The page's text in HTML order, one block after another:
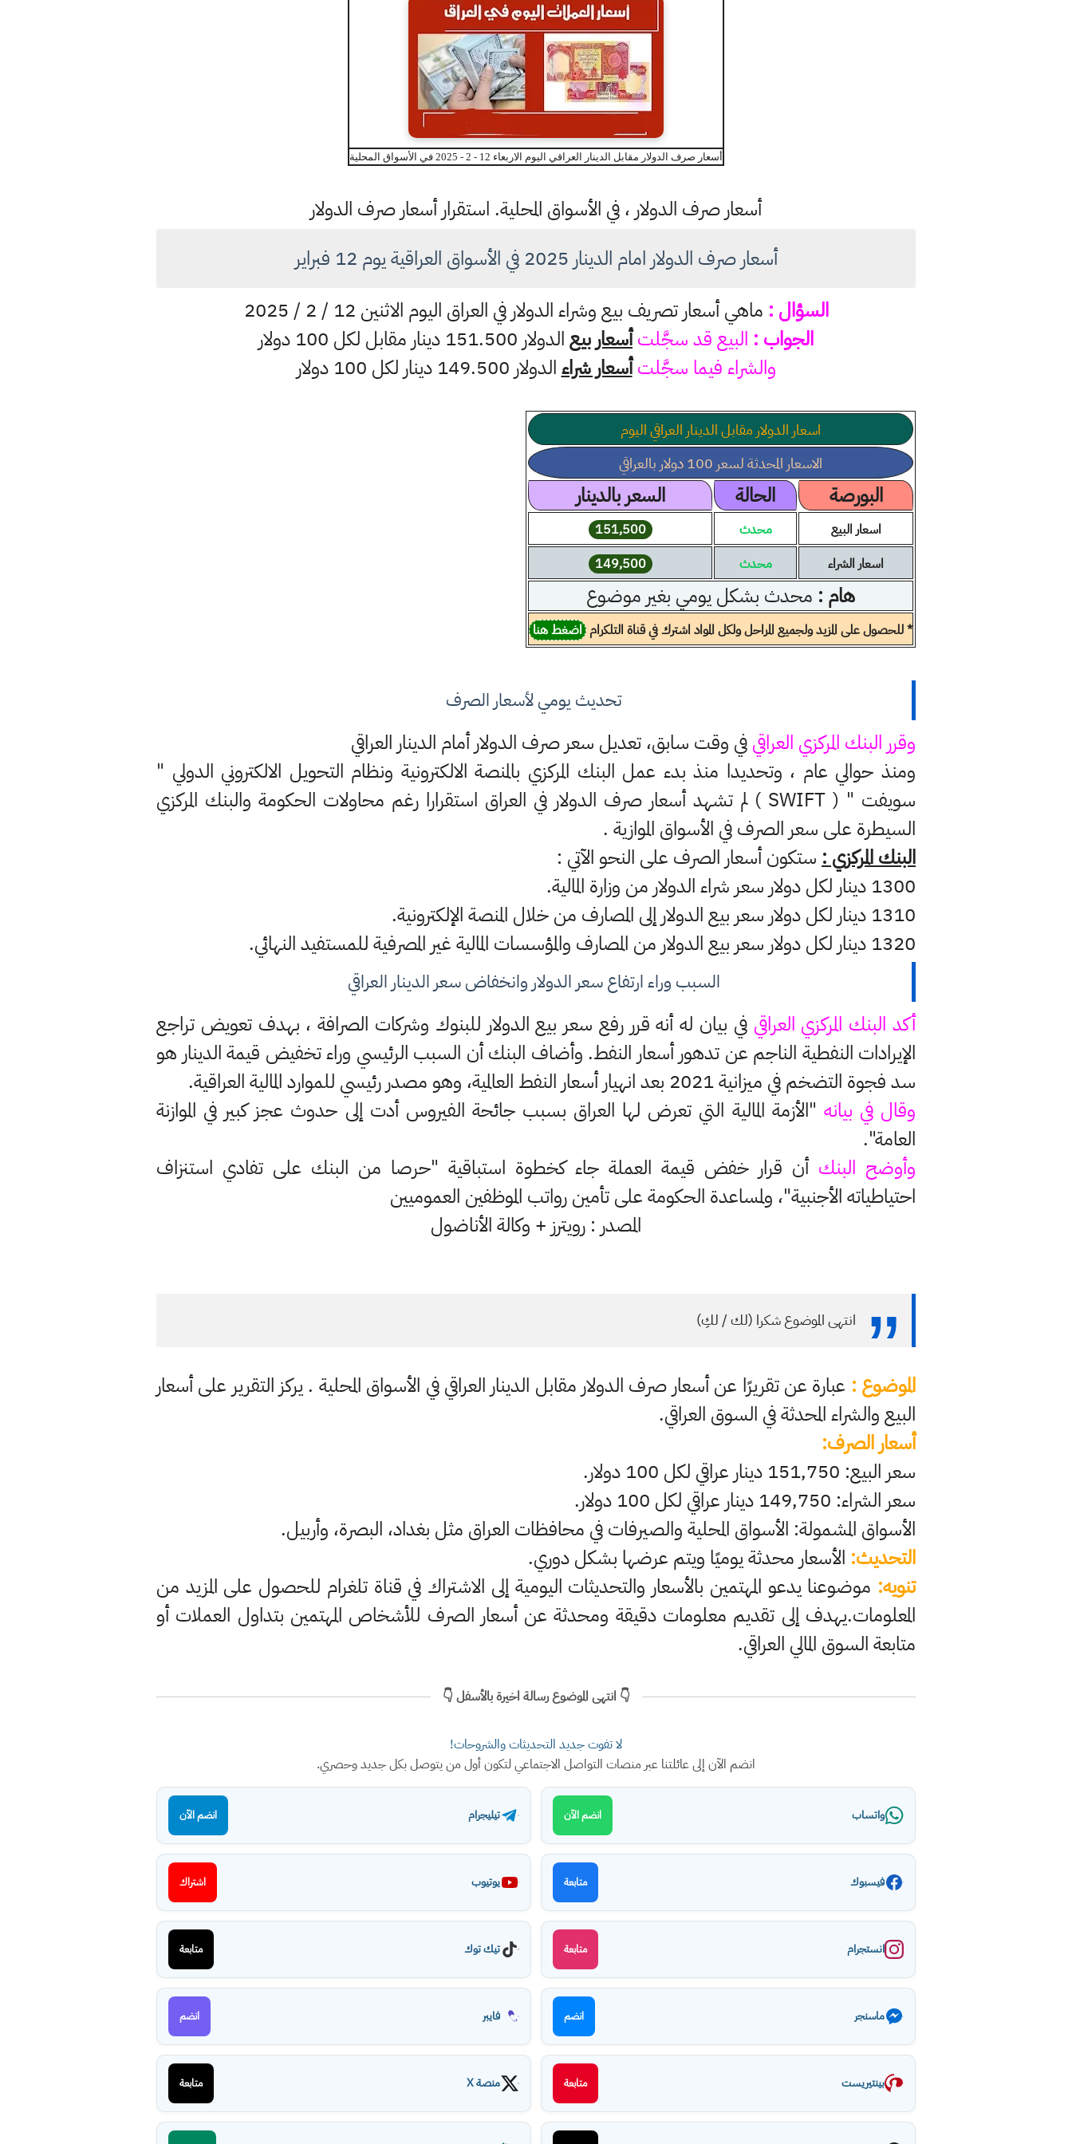
أسعار صرف الدولار مقابل الدينار العراقي اليوم الاربعاء 12 - 2 - 2025 في الأسواق المحلية
أسعار صرف الدولار ، في الأسواق المحلية. استقرار أسعار صرف الدولار
أسعار صرف الدولار امام الدينار 2025 في الأسواق العراقية يوم 12 فبراير
السؤال : ماهي أسعار تصريف بيع وشراء الدولار في العراق اليوم الاثنين 12 / 2 / 2025
الجواب : البيع قد سجَّلتأسعار بيعالدولار 151.500 دينار مقابل لكل 100 دولار
والشراء فيما سجَّلت أسعار شراءالدولار 149.500 دينار لكل 100 دولار
اسعار الدولار مقابل الدينار العراقي اليوم
الاسعار المحدثة لسعر 100 دولار بالعراقي
البورصة الحالة السعر بالدينار
اسعار البيع محدث
151,500
اسعار الشراء
محدث 149,500
هام : محدث بشكل يومي بغير موضوع
* للحصول على المزيد ولجميع المراحل ولكل المواد اشترك في قناة التلكرام اضغط هنا
تحديث يومي لأسعار الصرف
وقرر البنك المركزي العراقيفي وقت سابق، تعديل سعر صرف الدولار أمام الدينار العراقي
ومنذ حوالي عام ، وتحديدا منذ بدء عمل البنك المركزي بالمنصة الالكترونية ونظام التحويل الالكتروني الدولي "
سويفت " ( SWIFT ) لم تشهد أسعار صرف الدولار في العراق استقرارا رغم محاولات الحكومة والبنك المركزي
السيطرة على سعر الصرف في الأسواق الموازية .
البنك المركزي : ستكون أسعار الصرف على النحو الآتي :
1300 دينار لكل دولار سعر شراء الدولار من وزارة المالية.
1310 دينار لكل دولار سعر بيع الدولار إلى المصارف من خلال المنصة الإلكترونية.
1320 دينار لكل دولار سعر بيع الدولار من المصارف والمؤسسات المالية غير المصرفية للمستفيد النهائي.
السبب وراء ارتفاع سعر الدولار وانخفاض سعر الدينار العراقي
أكد البنك المركزي العراقي في بيان له أنه قرر رفع سعر بيع الدولار للبنوك وشركات الصرافة ، بهدف تعويض تراجع
الإيرادات النفطية الناجم عن تدهور أسعار النفط. وأضاف البنك أن السبب الرئيسي وراء تخفيض قيمة الدينار هو
سد فجوة التضخم في ميزانية 2021 بعد انهيار أسعار النفط العالمية، وهو مصدر رئيسي للموارد المالية العراقية.
وقال في بيانه "الأزمة المالية التي تعرض لها العراق بسبب جائحة الفيروس أدت إلى حدوث عجز كبير في الموازنة
العامة".
وأوضح البنك أن قرار خفض قيمة العملة جاء كخطوة استباقية "حرصا من البنك على تفادي استنزاف
احتياطياته الأجنبية"، ولمساعدة الحكومة على تأمين رواتب الموظفين العموميين
المصدر : رويترز + وكالة الأناضول
انتهى الموضوع شكرا (لك / لكِ)
الموضوع : عبارة عن تقريرًا عن أسعار صرف الدولار مقابل الدينار العراقي في الأسواق المحلية . يركز التقرير على أسعار
البيع والشراء المحدثة في السوق العراقي.
أسعار الصرف:
سعر البيع: 151,750 دينار عراقي لكل 100 دولار.
سعر الشراء: 149,750 دينار عراقي لكل 100 دولار.
الأسواق المشمولة: الأسواق المحلية والصيرفات في محافظات العراق مثل بغداد، البصرة، وأربيل.
التحديث: الأسعار محدثة يوميًا ويتم عرضها بشكل دوري.
تنويه: موضوعنا يدعو المهتمين بالأسعار والتحديثات اليومية إلى الاشتراك في قناة تلغرام للحصول على المزيد من
المعلومات.يهدف إلى تقديم معلومات دقيقة ومحدثة عن أسعار الصرف للأشخاص المهتمين بتداول العملات أو
متابعة السوق المالي العراقي.
👇 انتهى الموضوع رسالة اخيرة بالأسفل 👇
لا تفوت جديد التحديثات والشروحات!
انضم الآن إلى عائلتنا عبر منصات التواصل الاجتماعي لتكون أول من يتوصل بكل جديد وحصري.
واتساب انضم الآن تيليجرام انضم الآن
فيسبوك متابعة يوتيوب اشتراك
انستجرام متابعة تيك توك متابعة
ماسنجر انضم فايبر انضم
بينتيريست متابعة منصة X متابعة